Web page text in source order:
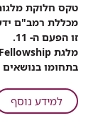
שיתוף
מכללת
רמב"ם
ידע
חילקה
השנה
מלגות
טקס חלוקת
מכללת רמב"ם
זו הפעם ה- 11.
מלגת Fellowship
בתחומו
למידע נוסףעל